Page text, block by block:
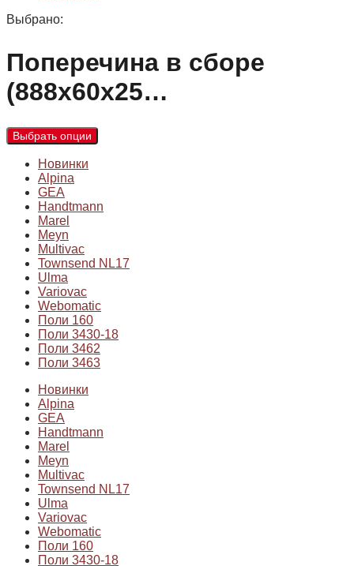
Выбрано:
Поперечина в сборе
(888х60х25…
Выбрать опции
Новинки
Alpina
GEA
Handtmann
Marel
Meyn
Multivac
Townsend NL17
Ulma
Variovac
Webomatic
Поли 160
Поли 3430-18
Поли 3462
Поли 3463
Новинки
Alpina
GEA
Handtmann
Marel
Meyn
Multivac
Townsend NL17
Ulma
Variovac
Webomatic
Поли 160
Поли 3430-18